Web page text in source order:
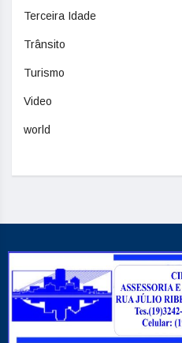
Terceira Idade
Trânsito
Turismo
Video
world